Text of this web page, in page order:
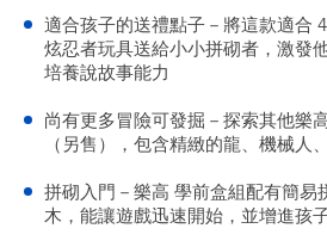
適合孩子的送禮點子－將這款適合
炫忍者玩具送給小小拼砌者，激發
培養說故事能力
尚有更多冒險可發掘－探索其他樂
（另售），包含精緻的龍、機械人
拼砌入門－樂高 學前盒組配有簡易
木，能讓遊戲迅速開始，並增進孩